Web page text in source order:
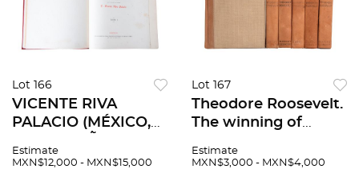
Lot 166
VICENTE RIVA
PALACIO (MÉXICO,
MÉXICO A TRAVÉS
Estimate
MXN$12,000 - MXN$15,000
Lot 167
Theodore Roosevelt.
The winning of
The Current
Estimate
MXN$3,000 - MXN$4,000